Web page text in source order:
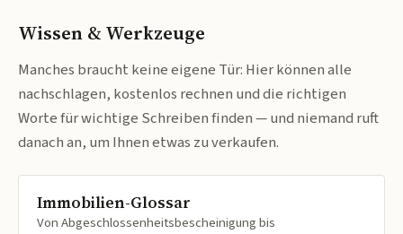
Wissen & Werkzeuge
Manches braucht keine eigene Tür: Hier können alle
nachschlagen, kostenlos rechnen und die richtigen
Worte für wichtige Schreiben finden — und niemand ruft
danach an, um Ihnen etwas zu verkaufen.
Immobilien-Glossar
Von Abgeschlossenheitsbescheinigung bis